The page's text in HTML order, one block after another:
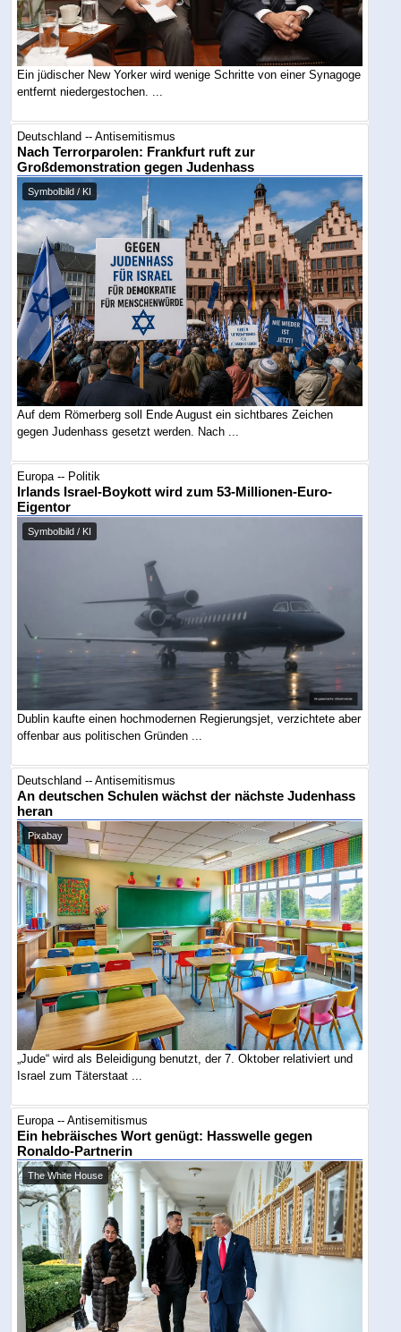
Ein jüdischer New Yorker wird wenige Schritte von einer Synagoge
entfernt niedergestochen. ...
Deutschland -- Antisemitismus
Nach Terrorparolen: Frankfurt ruft zur
Großdemonstration gegen Judenhass
Symbolbild / KI
Auf dem Römerberg soll Ende August ein sichtbares Zeichen
gegen Judenhass gesetzt werden. Nach ...
Europa -- Politik
Irlands Israel-Boykott wird zum 53-Millionen-Euro-
Eigentor
Symbolbild / KI
Dublin kaufte einen hochmodernen Regierungsjet, verzichtete aber
offenbar aus politischen Gründen ...
Deutschland -- Antisemitismus
An deutschen Schulen wächst der nächste Judenhass
heran
Pixabay
„Jude“ wird als Beleidigung benutzt, der 7. Oktober relativiert und
Israel zum Täterstaat ...
Europa -- Antisemitismus
Ein hebräisches Wort genügt: Hasswelle gegen
Ronaldo-Partnerin
The White House